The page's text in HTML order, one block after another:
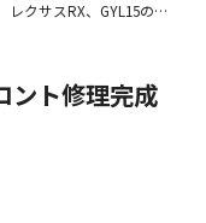
レクサスRX、GYL15のフロント修理完成
ント修理完成